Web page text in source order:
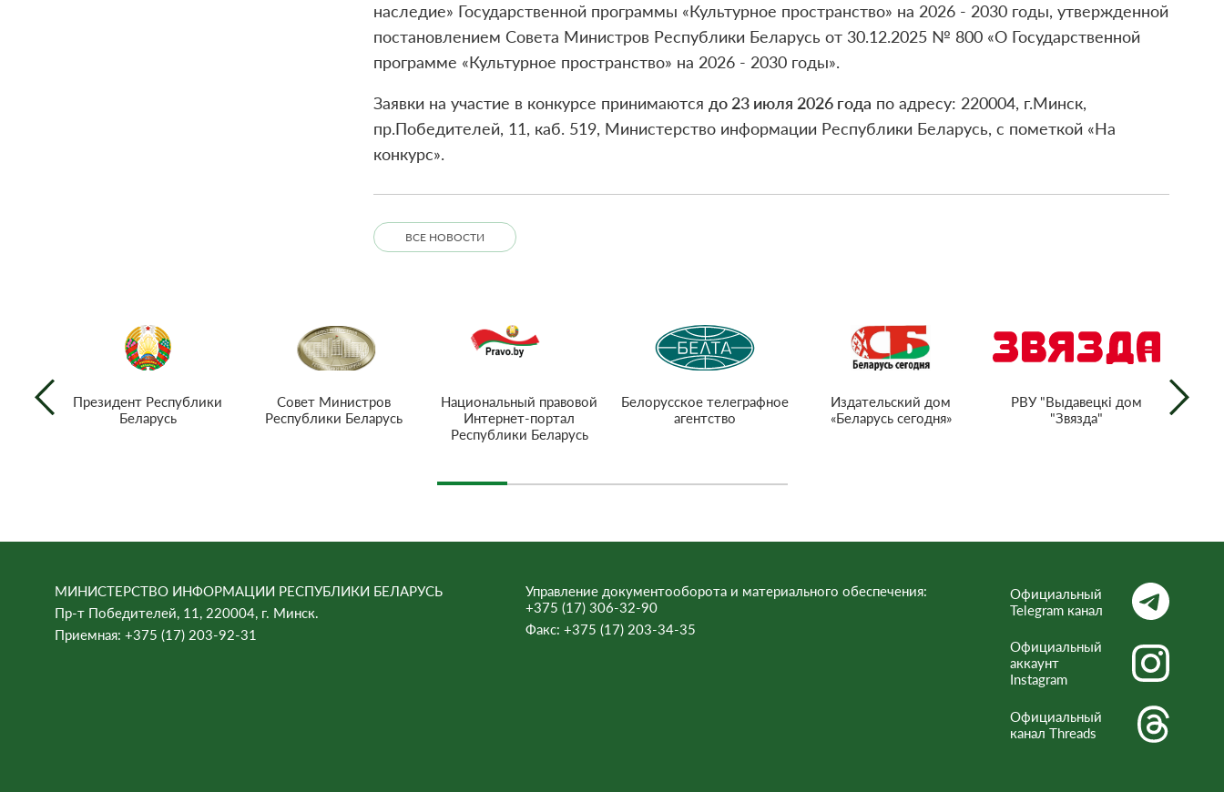
наследие» Государственной программы «Культурное пространство» на 2026 - 2030 годы, утвержденной
постановлением Совета Министров Республики Беларусь от 30.12.2025 № 800 «О Государственной
программе «Культурное пространство» на 2026 - 2030 годы».
Заявки на участие в конкурсе принимаются до 23 июля 2026 года по адресу: 220004, г.Минск,
пр.Победителей, 11, каб. 519, Министерство информации Республики Беларусь, с пометкой «На
конкурс».
ВСЕ НОВОСТИ
Президент Республики
Беларусь
Совет Министров
Республики Беларусь
Национальный правовой
Интернет-портал
Республики Беларусь
Белорусское телеграфное
агентство
Издательский дом
«Беларусь сегодня»
РВУ "Выдавецкі дом
"Звязда"
МИНИСТЕРСТВО ИНФОРМАЦИИ РЕСПУБЛИКИ БЕЛАРУСЬ
Пр-т Победителей, 11, 220004, г. Минск.
Приемная: +375 (17) 203-92-31
Управление документооборота и материального обеспечения:
+375 (17) 306-32-90
Факс: +375 (17) 203-34-35
Официальный
Telegram канал
Официальный
аккаунт
Instagram
Официальный
канал Threads